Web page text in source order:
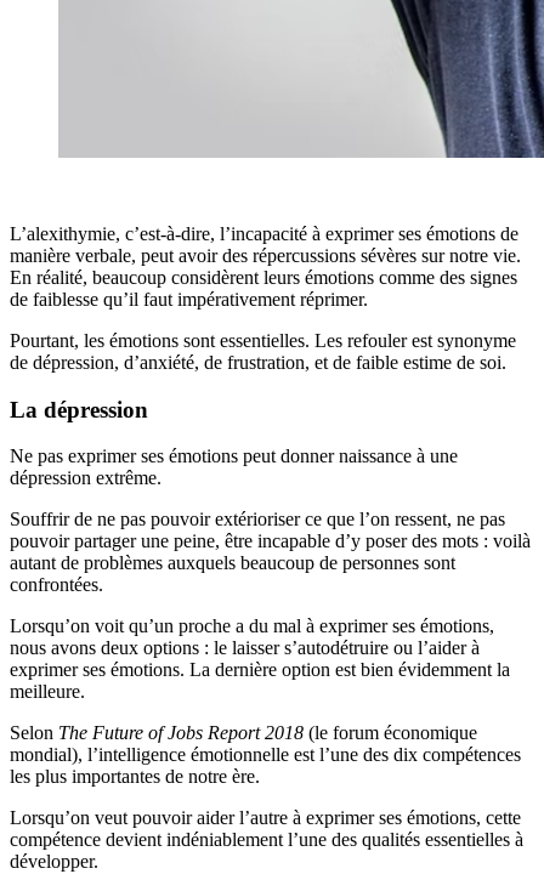
L’alexithymie, c’est-à-dire, l’incapacité à exprimer ses émotions de
manière verbale, peut avoir des répercussions sévères sur notre vie.
En réalité, beaucoup considèrent leurs émotions comme des signes
de faiblesse qu’il faut impérativement réprimer.
Pourtant, les émotions sont essentielles. Les refouler est synonyme
de dépression, d’anxiété, de frustration, et de faible estime de soi.
La dépression
Ne pas exprimer ses émotions peut donner naissance à une
dépression extrême.
Souffrir de ne pas pouvoir extérioriser ce que l’on ressent, ne pas
pouvoir partager une peine, être incapable d’y poser des mots : voilà
autant de problèmes auxquels beaucoup de personnes sont
confrontées.
Lorsqu’on voit qu’un proche a du mal à exprimer ses émotions,
nous avons deux options : le laisser s’autodétruire ou l’aider à
exprimer ses émotions. La dernière option est bien évidemment la
meilleure.
Selon The Future of Jobs Report 2018 (le forum économique
mondial), l’intelligence émotionnelle est l’une des dix compétences
les plus importantes de notre ère.
Lorsqu’on veut pouvoir aider l’autre à exprimer ses émotions, cette
compétence devient indéniablement l’une des qualités essentielles à
développer.